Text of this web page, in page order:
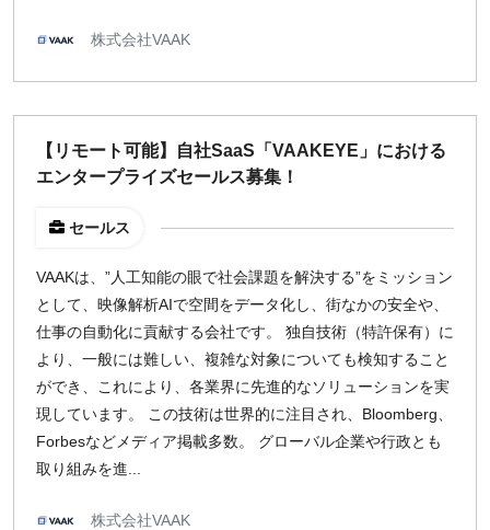
株式会社VAAK
【リモート可能】自社SaaS「VAAKEYE」における
エンタープライズセールス募集！
セールス
VAAKは、”人工知能の眼で社会課題を解決する”をミッション
として、映像解析AIで空間をデータ化し、街なかの安全や、
仕事の自動化に貢献する会社です。 独自技術（特許保有）に
より、一般には難しい、複雑な対象についても検知すること
ができ、これにより、各業界に先進的なソリューションを実
現しています。 この技術は世界的に注目され、Bloomberg、
Forbesなどメディア掲載多数。 グローバル企業や行政とも
取り組みを進...
株式会社VAAK